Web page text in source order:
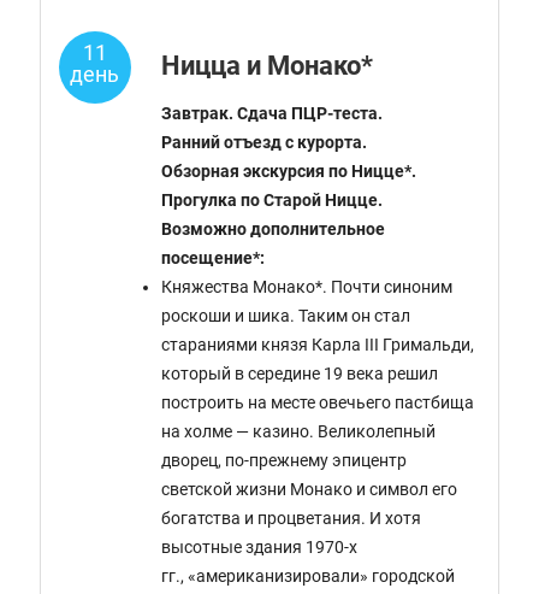
11
день
Ницца и Монако*
Завтрак. Сдача ПЦР-теста.
Ранний отъезд с курорта.
Обзорная экскурсия по Ницце*.
Прогулка по Старой Ницце.
Возможно дополнительное
посещение*:
Княжества Монако*. Почти синоним
роскоши и шика. Таким он стал
стараниями князя Карла III Гримальди,
который в середине 19 века решил
построить на месте овечьего пастбища
на холме — казино. Великолепный
дворец, по-прежнему эпицентр
светской жизни Монако и символ его
богатства и процветания. И хотя
высотные здания 1970-х
гг., «американизировали» городской